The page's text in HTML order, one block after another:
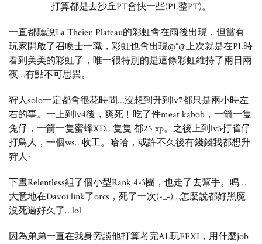
打算都是去沙丘PT會快一些(PL整PT)。
一直都聽說La Theien Plateau的彩虹會在雨後出現，但當有
玩家開啟了召喚士一職，彩虹也會出現@”@上次就是在PL時
看到美美的彩虹了，唯一很特別的是這條彩虹維持了兩日兩
夜…有點不可思異。
狩人solo一定都會很花時間…沒想到升到lv7都只是兩小時左
右的事。一上到lv4後，爽死﹗吃了件meat kabob，一箭一隻
兔仔，一箭一隻蜜蜂XD…隻隻 都25 xp。之後上到lv5打雀仔
打鳥人，一個ws…收工。哈哈，或許不久後有錢錢我都想升
狩人~
下晝Relentless組了個小型Rank 4-3團，也走了去幫手。鳴…
大意地在Davoi link了orcs，死了一次(-_-)…怎麼說都好黑魔
沒死過好久了…lol
因為弟弟一直在我身旁談他打算考完AL玩FFXI，用什麼job